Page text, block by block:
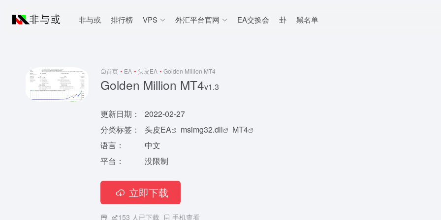
非与或 排行榜 VPS 外汇平台官网 EA交换会 卦 黑名单
首页 • EA • 头皮EA • Golden Million MT4
Golden Million MT4v1.3
更新日期：
2022-02-27
分类标签：
头皮EA msimg32.dll
MT4
语言：
中文
平台：
没限制
立即下载
153 人已下载 手机查看